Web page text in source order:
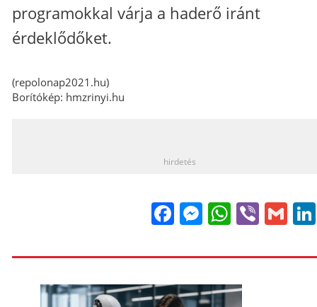
programokkal várja a haderő iránt
érdeklődőket.
(repolonap2021.hu)
Borítókép: hmzrinyi.hu
hirdetés
FacebookViber